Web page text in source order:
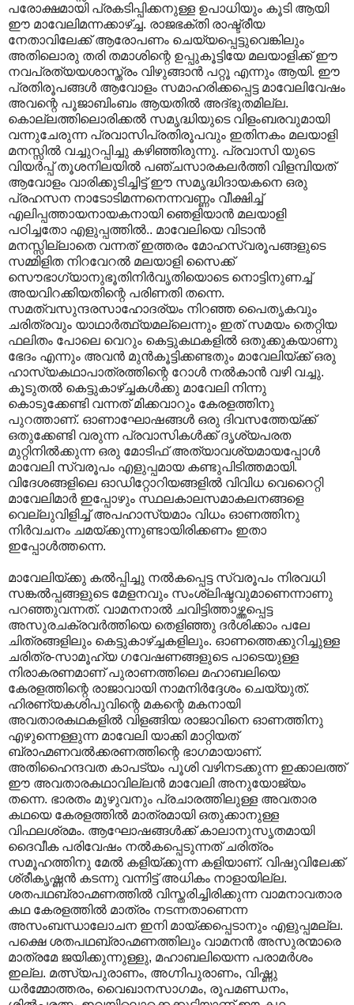
പരോക്ഷമായി പ്രകടിപ്പിക്കനുള്ള ഉപാധിയും കൂടി ആയി
ഈ മാവേലിമന്നക്കാഴ്ച്ച. രാജഭക്തി രാഷ്ട്രീയ
നേതാവിലേക്ക് ആരോപണം ചെയ്യപ്പെട്ടുവെങ്കിലും
അതിലൊരു തരി തമാശിന്റെ ഉപ്പുകൂട്ടിയേ മലയാളിക്ക് ഈ
നവപ്രത്യയശാസ്ത്രം വിഴുങ്ങാൻ പറ്റൂ എന്നും ആയി. ഈ
പ്രതിരൂപങ്ങൾ ആവോളം സമാഹരിക്കപ്പെട്ട മാവേലിവേഷം
അവന്റെ പൂജാ‍ബിംബം ആയതിൽ അദ്ഭുതമില്ല.
കൊല്ലത്തിലൊരിക്കൽ സമൃദ്ധിയുടെ വിളംബരവുമായി
വന്നുചേരുന്ന പ്രവാസിപ്രതിരൂപവും ഇതിനകം മലയാളി
മനസ്സിൽ വച്ചുറപ്പിച്ചു കഴിഞ്ഞിരുന്നു. പ്രവാസി യുടെ
വിയർപ്പ് തൂശനിലയിൽ പഞ്ചസാരകലർത്തി വിളമ്പിയത്
ആവോളം വാരിക്കുടിച്ചിട്ട് ഈ സമൃദ്ധിദായകനെ ഒരു
പ്രഹസന നാടോടിമന്നനെന്നവണ്ണം വീക്ഷിച്ച്
എലിപ്പത്തായനായകനായി ഞെളിയാൻ മലയാളി
പഠിച്ചതോ എളുപ്പത്തിൽ.. മാവേലിയെ വിടാൻ
മനസ്സില്ലാതെ വന്നത് ഇത്തരം മോഹസ്വരൂപങ്ങളുടെ
സമ്മിളിത നിറവേറൽ മലയാളി സൈക്ക്
സൌഭാഗ്യാനുഭൂതിനിർവൃതിയൊടെ നൊട്ടിനുണച്ച്
അയവിറക്കിയതിന്റെ പരിണതി തന്നെ.
സമത്വസുന്ദരസാഹോദര്യം നിറഞ്ഞ പൈതൃകവും
ചരിത്രവും യാഥാർത്ഥ്യമല്ലെന്നും ഇത് സമയം തെറ്റിയ
ഫലിതം പോലെ വെറും കെട്ടുകഥകളിൽ ഒതുക്കുകയാണു
ഭേദം എന്നും അവൻ മുൻകൂട്ടിക്കണ്ടതും മാവേലിയ്ക്ക് ഒരു
ഹാസ്യകഥാപാത്രത്തിന്റെ റോൾ നൽകാൻ വഴി വച്ചു.
കൂടുതൽ കെട്ടുകാഴ്ച്ചകൾക്കു മാവേലി നിന്നു
കൊടുക്കേണ്ടി വന്നത് മിക്കവാറും കേരളത്തിനു
പുറത്താണ്. ഓണാഘോഷങ്ങൾ ഒരു ദിവസത്തേയ്ക്ക്
ഒതുക്കേണ്ടി വരുന്ന പ്രവാ‍സികൾക്ക് ദൃശ്യപരത
മുറ്റിനിൽക്കുന്ന ഒരു മോടിഫ് അത്യാവശ്യമായപ്പോൾ
മാവേലി സ്വരൂപം എളുപ്പമായ കണ്ടുപിടിത്തമായി.
വിദേശങ്ങളിലെ ഓഡിറ്റോറിയങ്ങളിൽ വിവിധ വെറൈറ്റി
മാവേലിമാർ ഇപ്പോഴും സ്ഥലകാലസമാകലനങ്ങളെ
വെല്ലുവിളിച്ച് അപഹാസ്യമാം വിധം ഓണത്തിനു
നിർവചനം ചമയ്ക്കുന്നുണ്ടായിരിക്കണം ഇതാ
ഇപ്പോൾത്തന്നെ.
മാവേലിയ്ക്കു കൽ‌പ്പിച്ചു നൽകപ്പെട്ട സ്വരൂപം നിരവധി
സങ്കൽ‌പ്പങ്ങളുടെ മേളനവും സംശ്ലിഷ്ടവുമാണെന്നാണു
പറഞ്ഞുവന്നത്. വാമനനാൽ ചവിട്ടിത്താഴ്ത്തപ്പെട്ട
അസുരചക്രവർത്തിയെ തെളിഞ്ഞു ദർശിക്കാം പലേ
ചിത്രങ്ങളിലും കെട്ടുകാഴ്ച്ചകളിലും. ഓണത്തെക്കുറിച്ചുള്ള
ചരിത്ര-സാമൂഹ്യ ഗവേഷണങ്ങളുടെ പാടെയുള്ള
നിരാകരണമാണ് പുരാണത്തിലെ മഹാബലിയെ
കേരളത്തിന്റെ രാജാവായി നാമനിർദ്ദേശം ചെയ്യുത്.
ഹിരണ്യകശിപുവിന്റെ മകന്റെ മകനായി
അവതാരകഥകളിൽ വിളങ്ങിയ രാജാവിനെ ഓണത്തിനു
എഴുന്നെള്ളുന്ന മാവേലി യാക്കി മാറ്റിയത്
ബ്രാഹ്മണവൽക്കരണത്തിന്റെ ഭാഗമായാണ്.
അതിഹൈന്ദവത കാപട്യം പൂശി വഴിനടക്കുന്ന ഇക്കാലത്ത്
ഈ അവതാരകഥാ‍വില്ലൻ മാവേലി അനുയോജ്യം
തന്നെ. ഭാരതം മുഴുവനും പ്രചാരത്തിലുള്ള അവതാര
കഥയെ കേരളത്തിൽ മാത്രമായി ഒതുക്കാനുള്ള
വിഫലശ്രമം. ആഘോഷങ്ങൾക്ക് കാലാനുസൃതമായി
ദൈവീക പരിവേഷം നൽകപ്പെടുന്നത് ചരിത്രം
സമൂഹത്തിനു മേൽ കളിയ്ക്കുന്ന കളിയാണ്. വിഷുവിലേക്ക്
ശ്രീകൃഷ്ണൻ കടന്നു വന്നിട്ട് അധികം നാളായില്ല.
ശതപഥബ്രാഹ്മണത്തിൽ വിസ്തരിച്ചിരിക്കുന്ന വാമനാവതാര
കഥ കേരളത്തിൽ മാത്രം നടന്നതാണെന്ന
അസംബന്ധാലോചന ഇനി മായ്ക്കപ്പെടാനും എളുപ്പമല്ല.
പക്ഷെ ശതപഥബ്രാഹ്മണത്തിലും വാമനൻ അസുരന്മാരെ
മാത്രമേ ജയിക്കുന്നുള്ളു, മഹാബലിയെന്ന പരാമർശം
ഇല്ല. മത്സ്യപുരാണം, അഗ്നിപുരാണം, വിഷ്ണു
ധർമ്മോത്തരം, വൈഖാനസാഗമം, രൂപമണ്ഡനം,